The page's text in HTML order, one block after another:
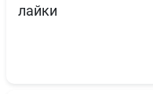
лайки